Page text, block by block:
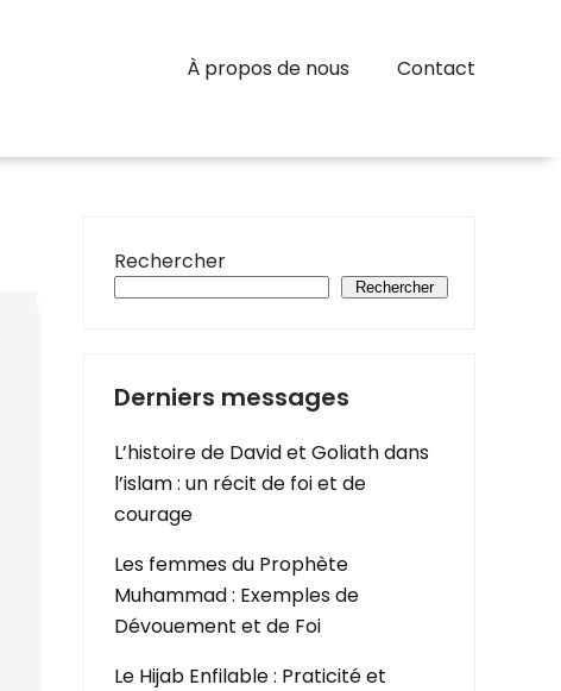
À propos de nous Contact
Rechercher
Rechercher
Derniers messages
L’histoire de David et Goliath dans
l’islam : un récit de foi et de
courage
Les femmes du Prophète
Muhammad : Exemples de
Dévouement et de Foi
Le Hijab Enfilable : Praticité et